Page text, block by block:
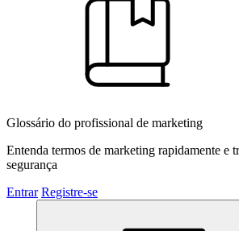
Glossário do profissional de marketing
Entenda termos de marketing rapidamente e
segurança
Entrar Registre-se